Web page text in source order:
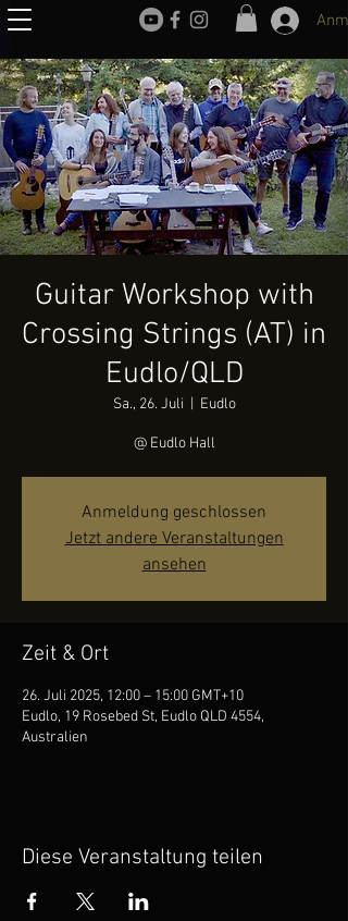
Guitar Workshop with
Crossing Strings (AT) in
Eudlo/QLD
Sa., 26. Juli Eudlo
@ Eudlo Hall
Anmeldung geschlossen
Jetzt andere Veranstaltungen
ansehen
Zeit & Ort
26. Juli 2025, 12:00 – 15:00 GMT+10
Eudlo, 19 Rosebed St, Eudlo QLD 4554,
Australien
Diese Veranstaltung teilen